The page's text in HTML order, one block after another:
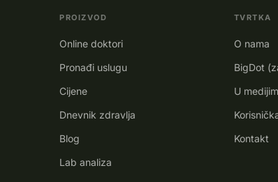
PROIZVOD
Online doktori
Pronađi uslugu
Cijene
Dnevnik zdravlja
Blog
Lab analiza
TVRTKA
O nama
BigDot
U
Kontakt